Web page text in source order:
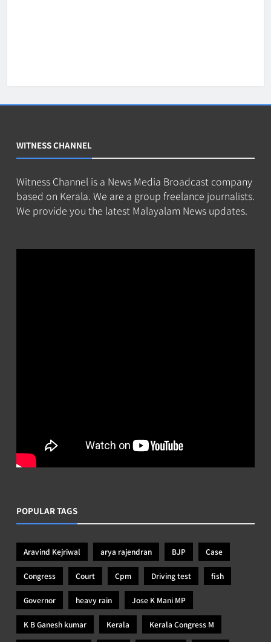
WITNESS CHANNEL
Witness Channel is a News Media Broadcast company
based on Kerala. We are a group freelance journalists.
We provide you the latest Malayalam News updates.
POPULAR TAGS
Aravind Kejriwal arya rajendran BJP Case
Congress Court Cpm Driving test fish
Governor heavy rain Jose K Mani MP
K B Ganesh kumar Kerala Kerala Congress M